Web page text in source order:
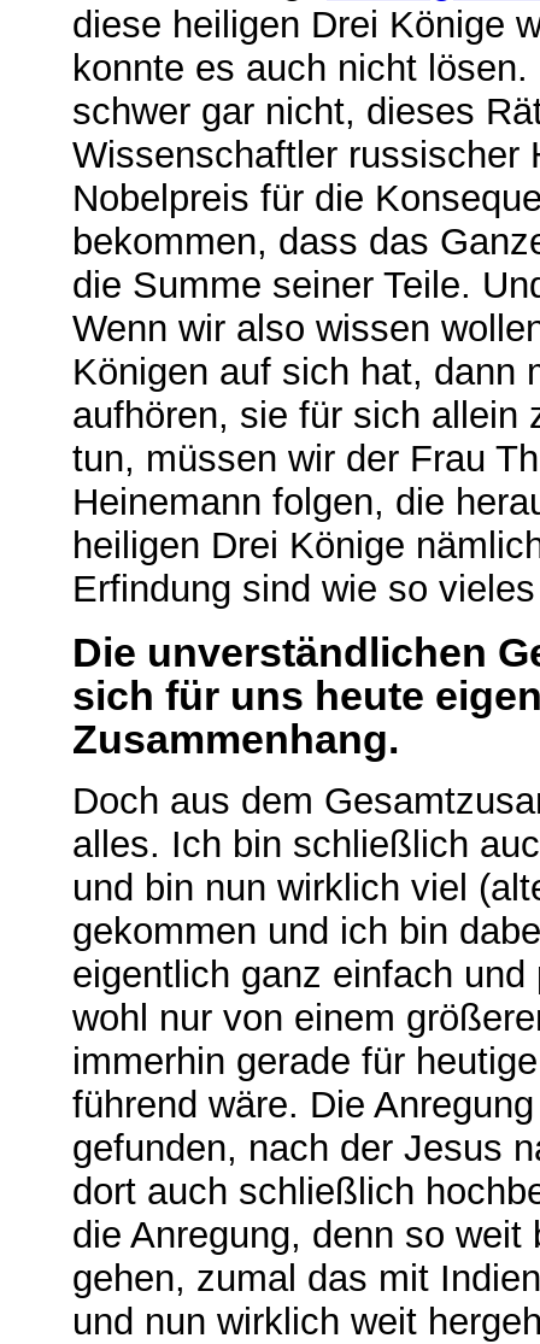
diese heiligen Drei Könige
konnte es auch nicht
schwer gar nicht, dieses
Wissenschaftler russischer
Nobelpreis für die
bekommen, dass das
die Summe seiner Teile.
Wenn wir also wissen
Königen auf sich hat, dann
aufhören, sie für sich allein
tun, müssen wir der Frau
Heinemann folgen, die
heiligen Drei Könige
Erfindung sind wie so
Die unverständlichen
sich für uns heute
Zusammenhang.
Doch aus dem
alles. Ich bin schließlich
und bin nun wirklich viel
gekommen und ich bin
eigentlich ganz einfach
wohl nur von einem
immerhin gerade für
führend wäre. Die
gefunden, nach der Jesus
dort auch schließlich
die Anregung, denn so
gehen, zumal das mit
und nun wirklich weit